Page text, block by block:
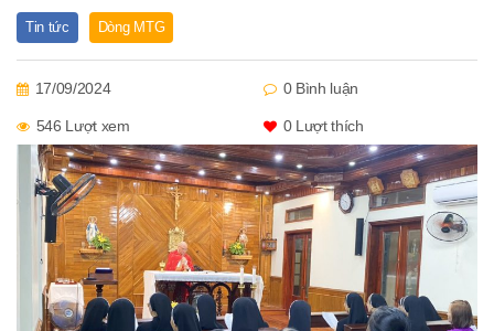
Tin tức Dòng MTG
17/09/2024 0 Bình luận
546 Lượt xem 0Lượt thích